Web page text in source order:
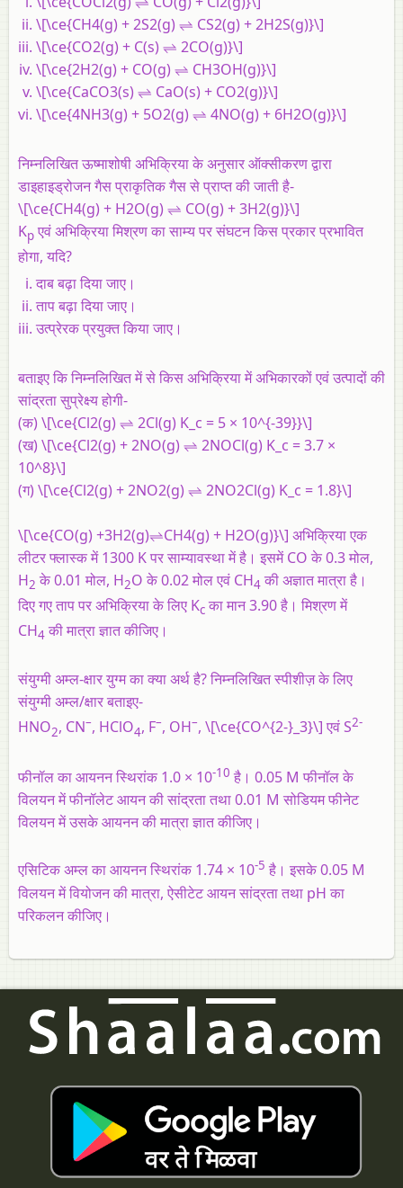
\[\ce{CH4(g) + 2S2(g) ⇌ CS2(g) + 2H2S(g)}\]
\[\ce{CO2(g) + C(s) ⇌ 2CO(g)}\]
\[\ce{2H2(g) + CO(g) ⇌ CH3OH(g)}\]
\[\ce{CaCO3(s) ⇌ CaO(s) + CO2(g)}\]
\[\ce{4NH3(g) + 5O2(g) ⇌ 4NO(g) + 6H2O(g)}\]
निम्नलिखित ऊष्माशोषी अभिक्रिया के अनुसार ऑक्सीकरण द्वारा
डाइहाइड्रोजन गैस प्राकृतिक गैस से प्राप्त की जाती है-
\[\ce{CH4(g) + H2O(g) ⇌ CO(g) + 3H2(g)}\]
Kpएवं अभिक्रिया मिश्रण का साम्य पर संघटन किस प्रकार प्रभावित
होगा, यदि?
दाब बढ़ा दिया जाए।
ताप बढ़ा दिया जाए।
उत्प्रेरक प्रयुक्त किया जाए।
बताइए कि निम्नलिखित में से किस अभिक्रिया में अभिकारकों एवं उत्पादों की
सांद्रता सुप्रेक्ष्य होगी-
(क)\[\ce{Cl2(g) ⇌ 2Cl(g) K_c = 5 × 10^{-39}}\]
(ख)\[\ce{Cl2(g) + 2NO(g) ⇌ 2NOCl(g) K_c = 3.7 ×
10^8}\]
(ग)\[\ce{Cl2(g) + 2NO2(g) ⇌ 2NO2Cl(g) K_c = 1.8}\]
\[\ce{CO(g) +3H2(g)⇌CH4(g) + H2O(g)}\] अभिक्रिया एक
लीटर फ्लास्क में 1300 K पर साम्यावस्था में है। इसमें CO के 0.3 मोल,
H2 के 0.01 मोल, H2O के 0.02 मोल एवं CH4की अज्ञात मात्रा है।
दिए गए ताप पर अभिक्रिया के लिए Kcका मान 3.90 है। मिश्रण में
CH4की मात्रा ज्ञात कीजिए।
संयुग्मी अम्ल-क्षार युग्म का क्या अर्थ है? निम्नलिखित स्पीशीज़ के लिए
संयुग्मी अम्ल/क्षार बताइए-
HNO2, CN–, HClO4, F–, OH–, \[\ce{CO^{2-}_3}\] एवं S2-
फीनॉल का आयनन स्थिरांक 1.0 × 10-10 है। 0.05 M फीनॉल के
विलयन में फीनॉलेट आयन की सांद्रता तथा 0.01 M सोडियम फीनेट
विलयन में उसके आयनन की मात्रा ज्ञात कीजिए।
एसिटिक अम्ल का आयनन स्थिरांक 1.74 × 10-5 है। इसके 0.05 M
विलयन में वियोजन की मात्रा, ऐसीटेट आयन सांद्रता तथा pH का
परिकलन कीजिए।